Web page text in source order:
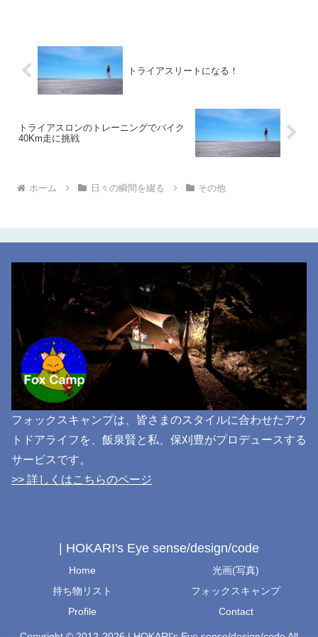
トライアスリートになる！
トライアスロンのトレーニングでバイク
40Km走に挑戦
ホーム 日々の瞬間を綴る その他
フォックスキャンプは、皆さまのスタイルに合わせたアウ
トドアライフを、飯泉賢と私、保刈豊がプロデュースする
サービスです。
>> 詳しくはこちらのページ
| HOKARI's Eye sense/design/code
Home
光画(写真)
持ち物リスト
フォックスキャンプ
Profile
Contact